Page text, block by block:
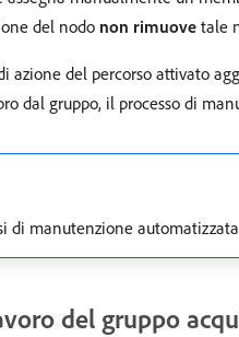
del nodo non rimuove tale
azione del percorso attivato
dal gruppo, il processo di
di manutenzione
del gruppo